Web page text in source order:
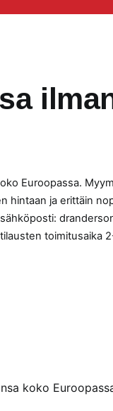
Euroopassa.
hintaan ja erittäin
toimitusaika
koko